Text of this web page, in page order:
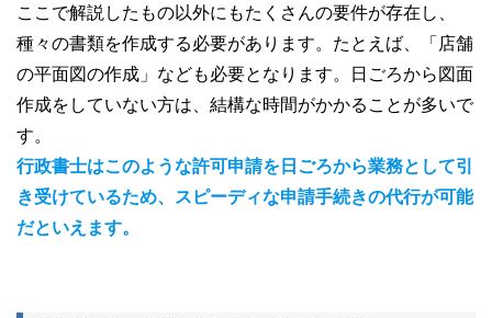
ここで解説したもの以外にもたくさんの要件が存在し、
種々の書類を作成する必要があります。たとえば、「店舗
の平面図の作成」なども必要となります。日ごろから図面
作成をしていない方は、結構な時間がかかることが多いで
す。
行政書士はこのような許可申請を日ごろから業務として引
き受けているため、スピーディな申請手続きの代行が可能
だといえます。